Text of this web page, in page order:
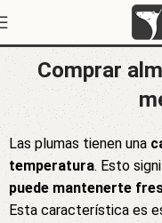
Almohadas
Comprar
Las plumas tienen una
temperatura. Esto
puede mantenerte
Esta característica es